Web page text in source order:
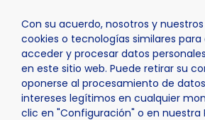
Con su acuerdo, nosotros y
cookies o tecnologías similares
acceder y procesar datos
en este sitio web. Puede retirar su
oponerse al procesamiento de
intereses legítimos en cualquier
clic en "Configuración" o en nuestra
Inicio Actualidad Agenda